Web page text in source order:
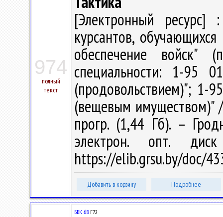
974
полный
текст
[Электронный ресурс]
курсантов,
обеспечение войск"
специальности: 1-95
(продовольствием)"; 1-
(вещевым имуществом)"
прогр. (1,44 Гб). –
электрон. опт.
https://elib.grsu.by/doc/
Добавить в корзину Подробнее
ББК 68.Г72